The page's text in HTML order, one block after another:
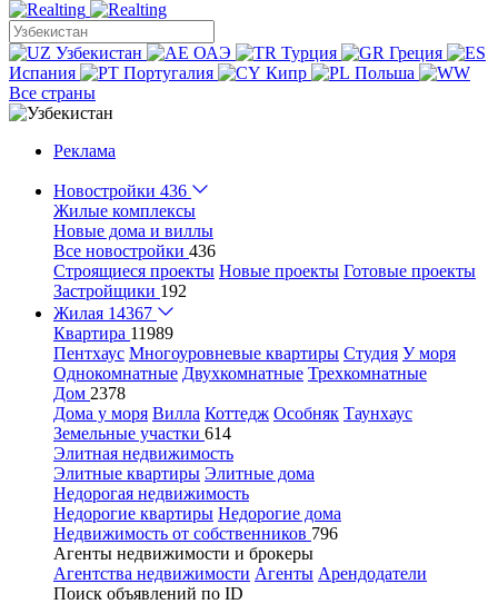
Узбекистан ОАЭ Турция
Греция
Испания
Португалия Кипр
Польша
Все страны
Реклама
Новостройки 436
Жилые комплексы
Новые дома и виллы
Все новостройки 436
Строящиеся проекты Новые проекты Готовые проекты
Застройщики 192
Жилая 14367
Квартира 11989
Пентхаус Многоуровневые квартиры Студия У моря
Однокомнатные Двухкомнатные Трехкомнатные
Дом 2378
Дома у моря Вилла Коттедж Особняк Таунхаус
Земельные участки 614
Элитная недвижимость
Элитные квартиры Элитные дома
Недорогая недвижимость
Недорогие квартиры Недорогие дома
Недвижимость от собственников 796
Агенты недвижимости и брокеры
Агентства недвижимости Агенты Арендодатели
Поиск объявлений по ID